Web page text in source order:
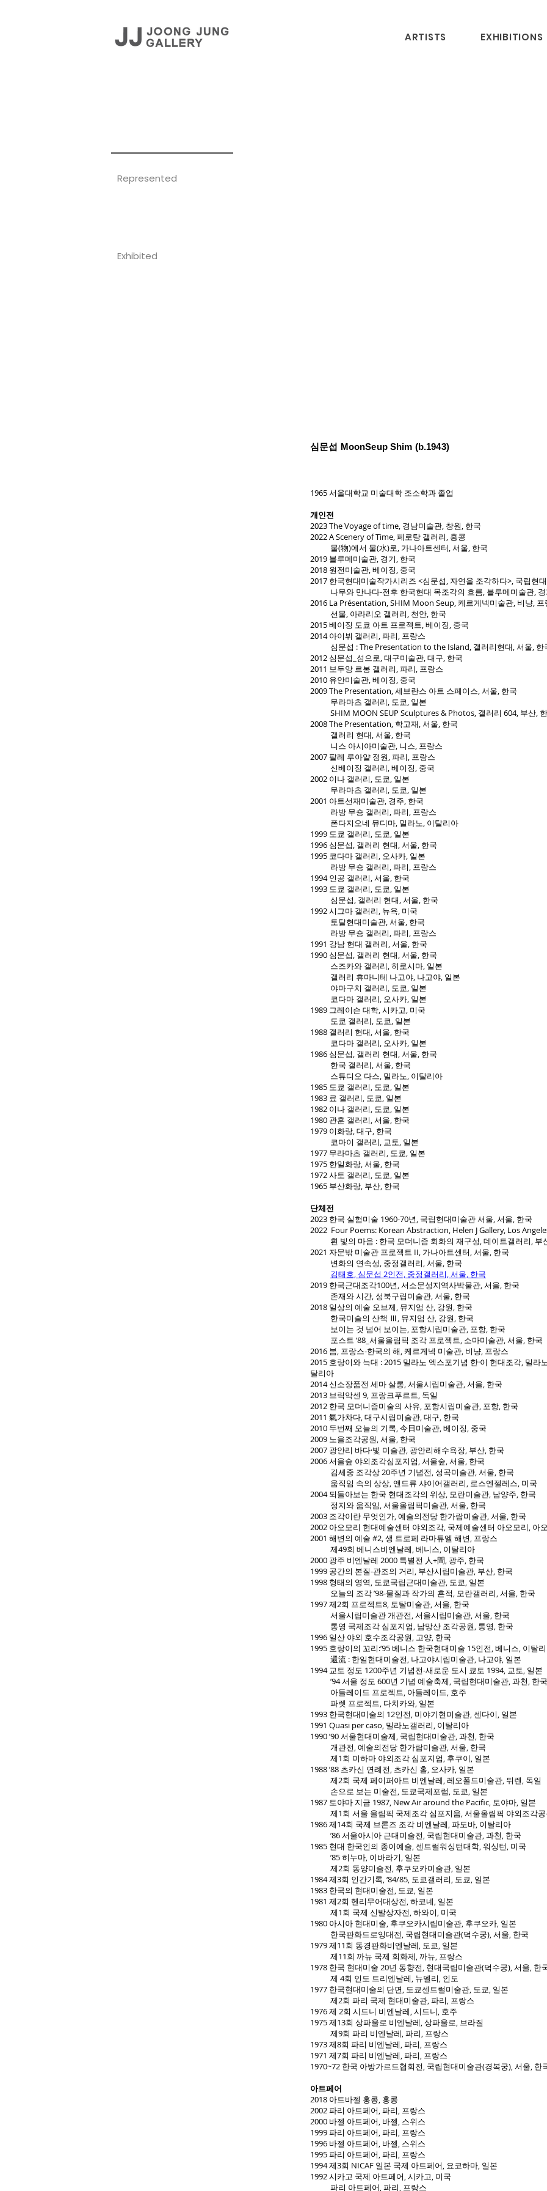
ARTISTS EXHIBITIONS
Represented
Exhibited
심문섭 MoonSeup Shim (b.1943)
1965 서울대학교 미술대학 조소학과 졸업
개인전
2023 The Voyage of time, 경남미술관, 창원, 한국
2022 A Scenery of Time, 페로탕 갤러리, 홍콩
물(物)에서 물(水)로, 가나아트센터, 서울, 한국
2019 블루메미술관, 경기, 한국
2018 원전미술관, 베이징, 중국
2017 한국현대미술작가시리즈 <심문섭, 자연을 조각하다>, 국립현
나무와 만나다-전후 한국현대 목조각의 흐름, 블루메미술관, 경
2016 La Présentation, SHIM Moon Seup, 케르게넥미술관, 비냥, 프
선물, 아라리오 갤러리, 천안, 한국
2015 베이징 도쿄 아트 프로젝트, 베이징, 중국
2014 아이뷔 갤러리, 파리, 프랑스
심문섭 : The Presentation to the Island, 갤러리현대, 서울, 한
2012 심문섭_섬으로, 대구미술관, 대구, 한국
2011 보두앙 르봉 갤러리, 파리, 프랑스
2010 유안미술관, 베이징, 중국
2009 The Presentation, 세브란스 아트 스페이스, 서울, 한국
무라마츠 갤러리, 도쿄, 일본
SHIM MOON SEUP Sculptures & Photos, 갤러리 604, 부산,
2008 The Presentation, 학고재, 서울, 한국
갤러리 현대, 서울, 한국
니스 아시아미술관, 니스, 프랑스
2007 팔레 루아얄 정원, 파리, 프랑스
신베이징 갤러리, 베이징, 중국
2002 이나 갤러리, 도쿄, 일본
무라마츠 갤러리, 도쿄, 일본
2001 아트선재미술관, 경주, 한국
라방 무숑 갤러리, 파리, 프랑스
폰다지오네 뮤디마, 밀라노, 이탈리아
1999 도쿄 갤러리, 도쿄, 일본
1996 심문섭, 갤러리 현대, 서울, 한국
1995 코다마 갤러리, 오사카, 일본
라방 무숑 갤러리, 파리, 프랑스
1994 인공 갤러리, 서울, 한국
1993 도쿄 갤러리, 도쿄, 일본
심문섭, 갤러리 현대, 서울, 한국
1992 시그마 갤러리, 뉴욕, 미국
토탈현대미술관, 서울, 한국
라방 무숑 갤러리, 파리, 프랑스
1991 강남 현대 갤러리, 서울, 한국
1990 심문섭, 갤러리 현대, 서울, 한국
스즈카와 갤러리, 히로시마, 일본
갤러리 휴마니테 나고야, 나고야, 일본
야마구치 갤러리, 도쿄, 일본
코다마 갤러리, 오사카, 일본
1989 그레이슨 대학, 시카고, 미국
도쿄 갤러리, 도쿄, 일본
1988 갤러리 현대, 서울, 한국
코다마 갤러리, 오사카, 일본
1986 심문섭, 갤러리 현대, 서울, 한국
한국 갤러리, 서울, 한국
스튜디오 다스, 밀라노, 이탈리아
1985 도쿄 갤러리, 도쿄, 일본
1983 료 갤러리, 도쿄, 일본
1982 이나 갤러리, 도쿄, 일본
1980 관훈 갤러리, 서울, 한국
1979 이화랑, 대구, 한국
코마이 갤러리, 교토, 일본
1977 무라마츠 갤러리, 도쿄, 일본
1975 한일화랑, 서울, 한국
1972 사토 갤러리, 도쿄, 일본
1965 부산화랑, 부산, 한국
단체전
2023 한국 실험미술 1960-70년, 국립현대미술관 서울, 서울, 한국
2022 Four Poems: Korean Abstraction, Helen J Gallery, Los
흰 빛의 마음 : 한국 모더니즘 회화의 재구성, 데이트갤러리, 부
2021 자문밖 미술관 프로젝트 II, 가나아트센터, 서울, 한국
변화의 연속성, 중정갤러리, 서울, 한국
김태호, 심문섭 2인전, 중정갤러리, 서울, 한국
2019 한국근대조각100년, 서소문성지역사박물관, 서울, 한국
존재와 시간, 성북구립미술관, 서울, 한국
2018 일상의 예술 오브제, 뮤지엄 산, 강원, 한국
한국미술의 산책 Ⅲ, 뮤지엄 산, 강원, 한국
보이는 것 넘어 보이는, 포항시립미술관, 포항, 한국
포스트 ‘88_서울올림픽 조각 프로젝트, 소마미술관, 서울, 한국
2016 봄, 프랑스-한국의 해, 케르게넥 미술관, 비냥, 프랑스
2015 호랑이와 늑대 : 2015 밀라노 엑스포기념 한·이 현대조각, 밀
탈리아
2014 신소장품전 세마 살롱, 서울시립미술관, 서울, 한국
2013 브릭악센 9, 프랑크푸르트, 독일
2012 한국 모더니즘미술의 사유, 포항시립미술관, 포항, 한국
2011 氣가차다, 대구시립미술관, 대구, 한국
2010 두번째 오늘의 기록, 今日미술관, 베이징, 중국
2009 노을조각공원, 서울, 한국
2007 광안리 바다·빛 미술관, 광안리해수욕장, 부산, 한국
2006 서울숲 야외조각심포지엄, 서울숲, 서울, 한국
김세중 조각상 20주년 기념전, 성곡미술관, 서울, 한국
움직임 속의 상상, 앤드류 샤이어갤러리, 로스엔젤레스, 미국
2004 되돌아보는 한국 현대조각의 위상, 모란미술관, 남양주, 한국
정지와 움직임, 서울올림픽미술관, 서울, 한국
2003 조각이란 무엇인가, 예술의전당 한가람미술관, 서울, 한국
2002 아오모리 현대예술센터 야외조각, 국제예술센터 아오모리, 아
2001 해변의 예술 #2, 생 트로페 라마튜엘 해변, 프랑스
제49회 베니스비엔날레, 베니스, 이탈리아
2000 광주 비엔날레 2000 특별전 人+間, 광주, 한국
1999 공간의 본질-관조의 거리, 부산시립미술관, 부산, 한국
1998 형태의 영역, 도쿄국립근대미술관, 도쿄, 일본
오늘의 조각 ’98-물질과 작가의 흔적, 모란갤러리, 서울, 한국
1997 제2회 프로젝트8, 토탈미술관, 서울, 한국
서울시립미술관 개관전, 서울시립미술관, 서울, 한국
통영 국제조각 심포지엄, 남망산 조각공원, 통영, 한국
1996 일산 야외 호수조각공원, 고양, 한국
1995 호랑이의 꼬리:’95 베니스 한국현대미술 15인전, 베니스, 이탈
還流 : 한일현대미술전, 나고야시립미술관, 나고야, 일본
1994 교토 정도 1200주년 기념전-새로운 도시 쿄토 1994, 교토, 일본
’94 서울 정도 600년 기념 예술축제, 국립현대미술관, 과천, 한국
아들레이드 프로젝트, 아들레이드, 호주
파렛 프로젝트, 다치카와, 일본
1993 한국현대미술의 12인전, 미야기현미술관, 센다이, 일본
1991 Quasi per caso, 밀라노갤러리, 이탈리아
1990 ’90 서울현대미술제, 국립현대미술관, 과천, 한국
개관전, 예술의전당 한가람미술관, 서울, 한국
제1회 미하마 야외조각 심포지엄, 후쿠이, 일본
1988 ’88 츠카신 연례전, 츠카신 홀, 오사카, 일본
제2회 국제 페이퍼아트 비엔날레, 레오폴드미술관, 뒤렌, 독일
손으로 보는 미술전, 도쿄국제포럼, 도쿄, 일본
1987 토야마 지금 1987, New Air around the Pacific, 토야마, 일본
제1회 서울 올림픽 국제조각 심포지움, 서울올림픽 야외조각공
1986 제14회 국제 브론즈 조각 비엔날레, 파도바, 이탈리아
’86 서울아시아 근대미술전, 국립현대미술관, 과천, 한국
1985 현대 한국인의 종이예술, 센트럴워싱턴대학, 워싱턴, 미국
’85 히누마, 이바라기, 일본
제2회 동양미술전, 후쿠오카미술관, 일본
1984 제3회 인간기록, ‘84/85, 도쿄갤러리, 도쿄, 일본
1983 한국의 현대미술전, 도쿄, 일본
1981 제2회 헨리무어대상전, 하코네, 일본
제1회 국제 신발상자전, 하와이, 미국
1980 아시아 현대미술, 후쿠오카시립미술관, 후쿠오카, 일본
한국판화드로잉대전, 국립현대미술관(덕수궁), 서울, 한국
1979 제11회 동경판화비엔날레, 도쿄, 일본
제11회 까뉴 국제 회화제, 까뉴, 프랑스
1978 한국 현대미술 20년 동향전, 현대국립미술관(덕수궁), 서울, 한
제 4회 인도 트리엔날레, 뉴델리, 인도
1977 한국현대미술의 단면, 도쿄센트럴미술관, 도쿄, 일본
제2회 파리 국제 현대미술관, 파리, 프랑스
1976 제 2회 시드니 비엔날레, 시드니, 호주
1975 제13회 상파울로 비엔날레, 상파울로, 브라질
제9회 파리 비엔날레, 파리, 프랑스
1973 제8회 파리 비엔날레, 파리, 프랑스
1971 제7회 파리 비엔날레, 파리, 프랑스
1970~72 한국 아방가르드협회전, 국립현대미술관(경복궁), 서울, 한
아트페어
2018 아트바젤 홍콩, 홍콩
2002 파리 아트페어, 파리, 프랑스
2000 바젤 아트페어, 바젤, 스위스
1999 파리 아트페어, 파리, 프랑스
1996 바젤 아트페어, 바젤, 스위스
1995 파리 아트페어, 파리, 프랑스
1994 제3회 NICAF 일본 국제 아트페어, 요코하마, 일본
1992 시카고 국제 아트페어, 시카고, 미국
파리 아트페어, 파리, 프랑스